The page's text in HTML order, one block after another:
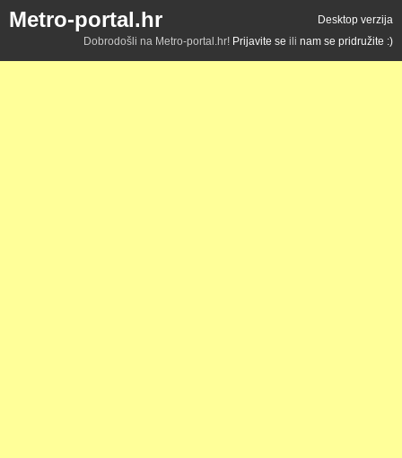
Metro-portal.hr
Desktop verzija
Dobrodošli na Metro-portal.hr! Prijavite se ili nam se pridružite :)